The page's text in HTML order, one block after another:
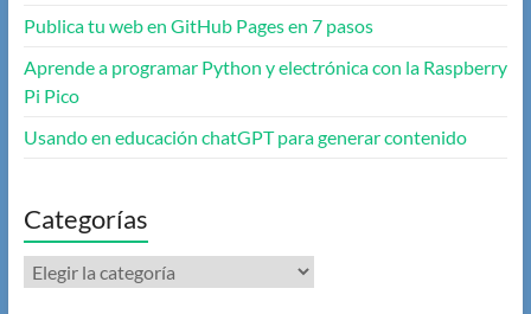
Publica tu web en GitHub Pages en 7 pasos
Aprende a programar Python y electrónica con la Raspberry
Pi Pico
Usando en educación chatGPT para generar contenido
Categorías
Categorías